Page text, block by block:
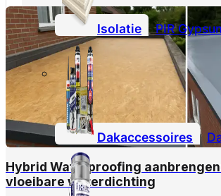
Isolatie PIR
Dakaccessoires
Hybrid Waterproofing
vloeibare waterdichting